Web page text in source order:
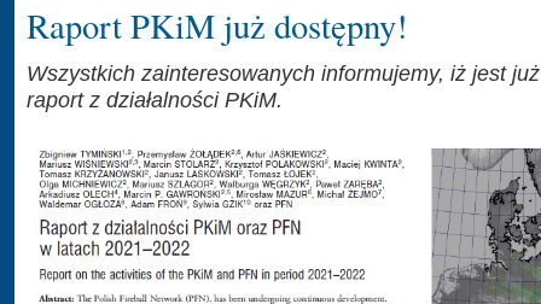
Raport PKiM już dostępny!
Wszystkich zainteresowanych informujemy, iż jest
raport z działalności PKiM.